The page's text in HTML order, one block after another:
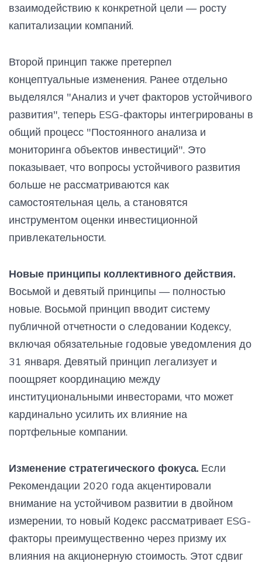
взаимодействию к конкретной цели — росту
капитализации компаний.
Второй принцип также претерпел
концептуальные изменения. Ранее отдельно
выделялся "Анализ и учет факторов устойчивого
развития", теперь ESG-факторы интегрированы в
общий процесс "Постоянного анализа и
мониторинга объектов инвестиций". Это
показывает, что вопросы устойчивого развития
больше не рассматриваются как
самостоятельная цель, а становятся
инструментом оценки инвестиционной
привлекательности.
Новые принципы коллективного действия.
Восьмой и девятый принципы — полностью
новые. Восьмой принцип вводит систему
публичной отчетности о следовании Кодексу,
включая обязательные годовые уведомления до
31 января. Девятый принцип легализует и
поощряет координацию между
институциональными инвесторами, что может
кардинально усилить их влияние на
портфельные компании.
Изменение стратегического фокуса. Если
Рекомендации 2020 года акцентировали
внимание на устойчивом развитии в двойном
измерении, то новый Кодекс рассматривает ESG-
факторы преимущественно через призму их
влияния на акционерную стоимость. Этот сдвиг